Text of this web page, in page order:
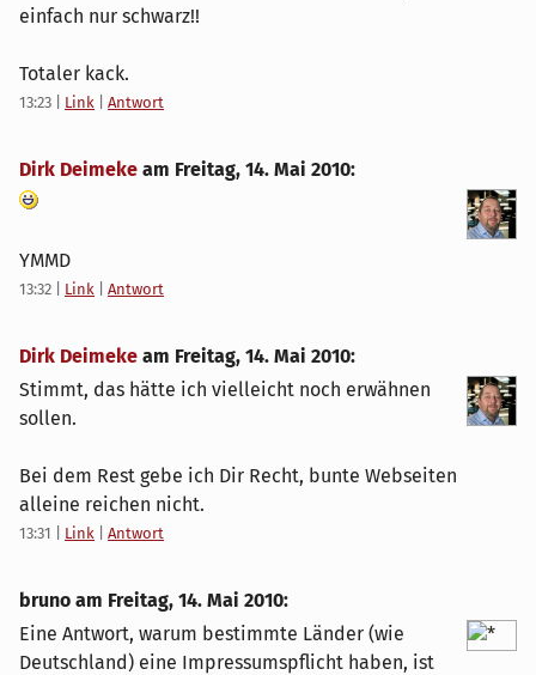
einfach nur schwarz!!
Totaler kack.
13:23 Link Antwort
Dirk Deimeke am Freitag, 14. Mai 2010:
YMMD
13:32 Link Antwort
Dirk Deimeke am Freitag, 14. Mai 2010:
Stimmt, das hätte ich vielleicht noch erwähnen
sollen.
Bei dem Rest gebe ich Dir Recht, bunte Webseiten
alleine reichen nicht.
13:31 Link Antwort
bruno am Freitag, 14. Mai 2010:
Eine Antwort, warum bestimmte Länder (wie
Deutschland) eine Impressumspflicht haben, ist